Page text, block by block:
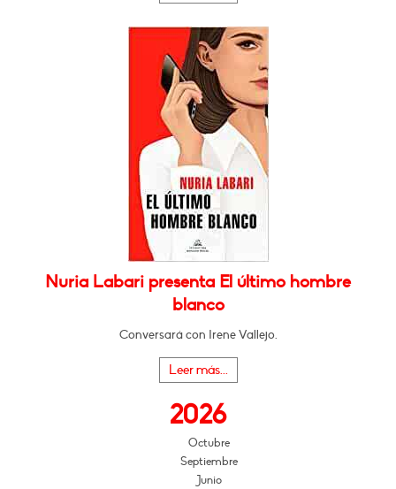
Nuria Labari presenta El último hombre
blanco
Conversará con Irene Vallejo.
Leer más...
2026
Octubre
Septiembre
Junio